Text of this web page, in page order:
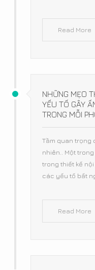
Read More
NHỮNG MẸO
YẾU TỐ GÂY
TRONG MỖI
Tầm quan trọng
nhiên.. Một
trong thiết kế
các yếu tố bất
Read More